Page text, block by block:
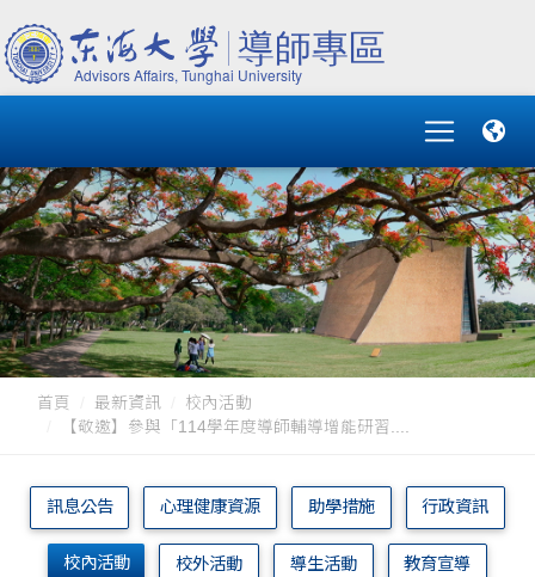
首頁 最新資訊
校內活動
【敬邀】參與「114學年度導師輔導增能研習....
訊息公告 心理健康資源 助學措施 行政資訊
校內活動 校外活動 導生活動 教育宣導